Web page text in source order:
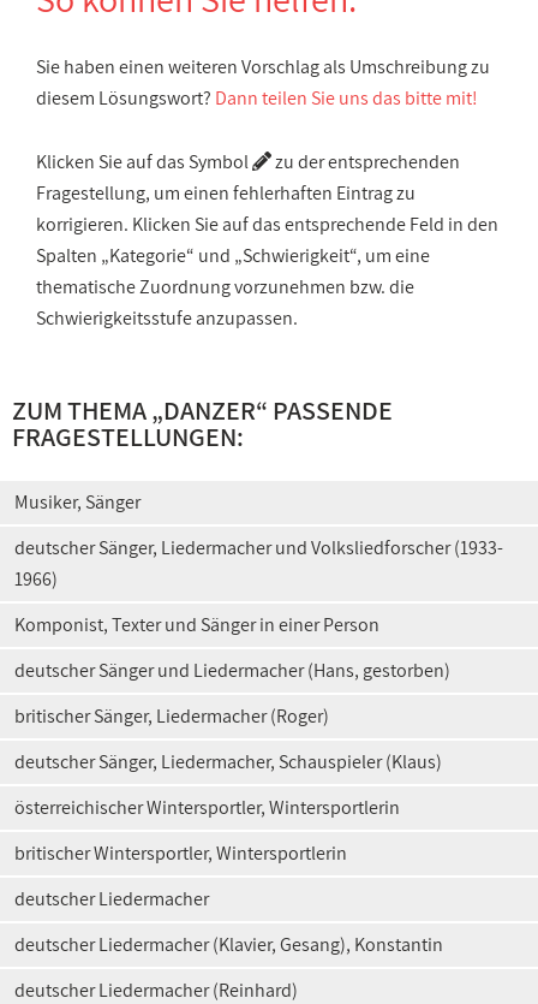
Sie haben einen weiteren Vorschlag als Umschreibung zu
diesem Lösungswort? Dann teilen Sie uns das bitte mit!
Klicken Sie auf das Symbol
zu der entsprechenden
Fragestellung, um einen fehlerhaften Eintrag zu
korrigieren. Klicken Sie auf das entsprechende Feld in den
Spalten „Kategorie“ und „Schwierigkeit“, um eine
thematische Zuordnung vorzunehmen bzw. die
Schwierigkeitsstufe anzupassen.
ZUM THEMA „DANZER“ PASSENDE
FRAGESTELLUNGEN:
Musiker, Sänger
deutscher Sänger, Liedermacher und Volksliedforscher (1933-
1966)
Komponist, Texter und Sänger in einer Person
deutscher Sänger und Liedermacher (Hans, gestorben)
britischer Sänger, Liedermacher (Roger)
deutscher Sänger, Liedermacher, Schauspieler (Klaus)
österreichischer Wintersportler, Wintersportlerin
britischer Wintersportler, Wintersportlerin
deutscher Liedermacher
deutscher Liedermacher (Klavier, Gesang), Konstantin
deutscher Liedermacher (Reinhard)